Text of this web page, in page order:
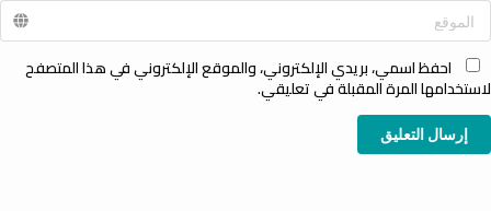
احفظ اسمي، بريدي الإلكتروني، والموقع الإلكتروني في هذا المتصفح
لاستخدامها المرة المقبلة في تعليقي.
إرسال التعليق